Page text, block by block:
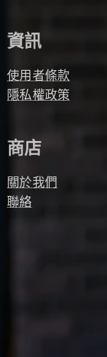
資訊
使用者條款
隱私權政策
商店
關於我們
聯絡